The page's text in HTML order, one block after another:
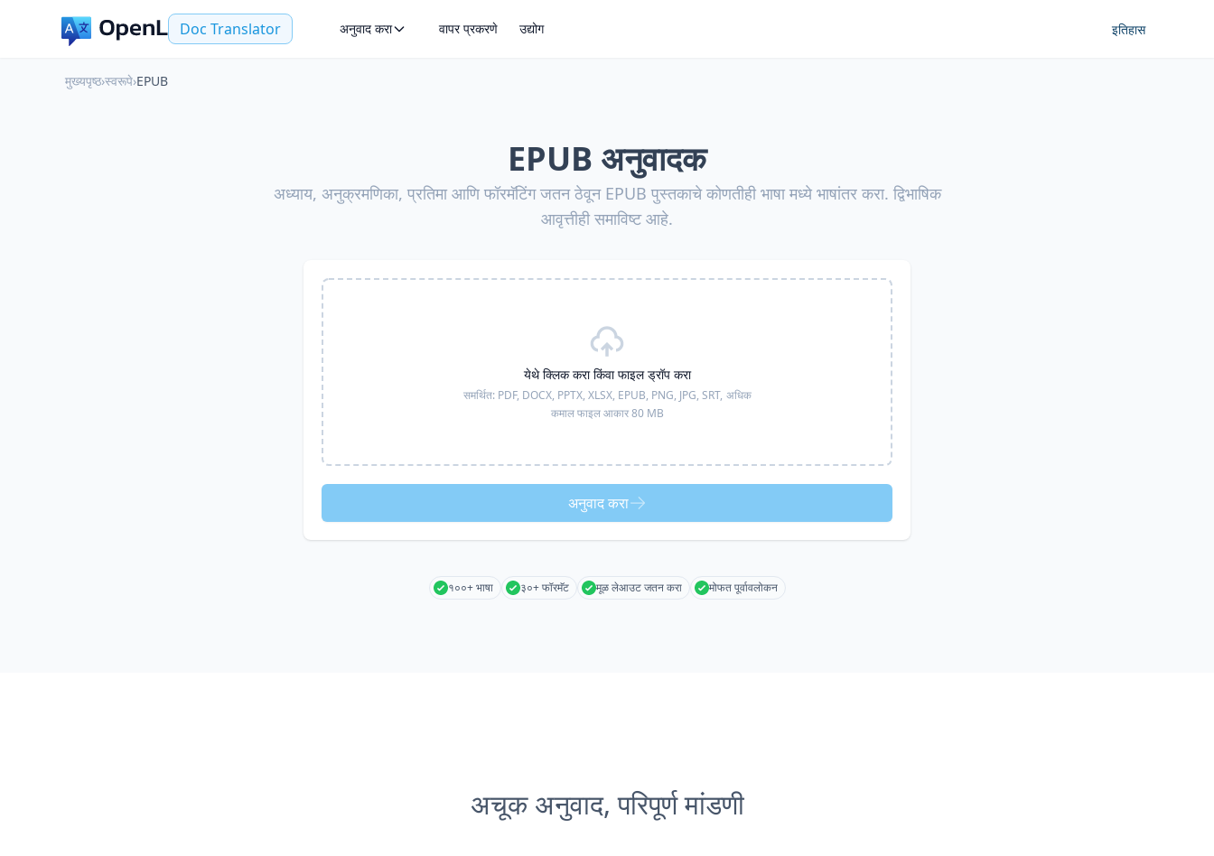
Doc Translator अनुवाद करा वापर प्रकरणे उद्योग इतिहास
मुख्यपृष्ठ›स्वरूपे›EPUB
EPUB अनुवादक
अध्याय, अनुक्रमणिका, प्रतिमा आणि फॉरमॅटिंग जतन ठेवून EPUB पुस्तकाचे कोणतीही भाषा मध्ये भाषांतर करा. द्विभाषिक
आवृत्तीही समाविष्ट आहे.
येथे क्लिक करा किंवा फाइल ड्रॉप करा
समर्थित: PDF, DOCX, PPTX, XLSX, EPUB, PNG, JPG, SRT, अधिक
कमाल फाइल आकार 80 MB
अनुवाद करा
१००+ भाषा ३०+ फॉरमॅट मूळ लेआउट जतन करा मोफत पूर्वावलोकन
अचूक अनुवाद, परिपूर्ण मांडणी